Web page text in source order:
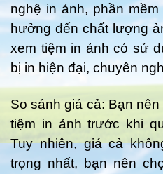
nghệ in ảnh, phần
hưởng đến chất lượng
xem tiệm in ảnh có sử
bị in hiện đại, chuyên
So sánh giá cả: Bạn
tiệm in ảnh trước khi
Tuy nhiên, giá cả
trọng nhất, bạn nên